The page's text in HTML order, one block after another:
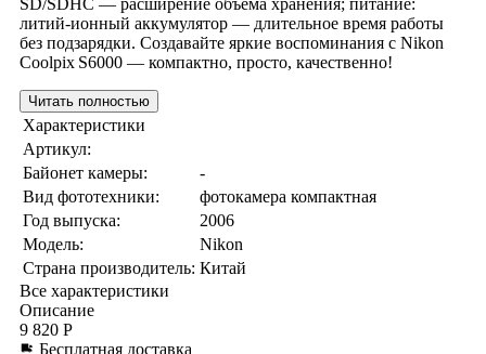
литий‑ионный аккумулятор — длительное время работы
без подзарядки. Создавайте яркие воспоминания с Nikon
Coolpix S6000 — компактно, просто, качественно!
Читать полностью
Характеристики
Артикул:
Байонет камеры:
-
Вид фототехники:
фотокамера компактная
Год выпуска:
2006
Модель:
Nikon
Страна производитель: Китай
Все характеристики
Описание
9 820 Р
Бесплатная доставка